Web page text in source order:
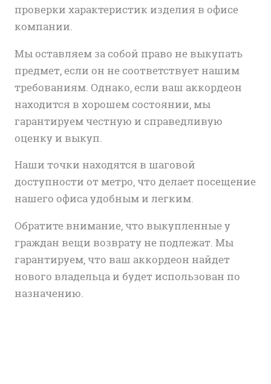
проверки характеристик изделия в офисе
компании.
Мы оставляем за собой право не выкупать
предмет, если он не соответствует нашим
требованиям. Однако, если ваш аккордеон
находится в хорошем состоянии, мы
гарантируем честную и справедливую
оценку и выкуп.
Наши точки находятся в шаговой
доступности от метро, что делает посещение
нашего офиса удобным и легким.
Обратите внимание, что выкупленные у
граждан вещи возврату не подлежат. Мы
гарантируем, что ваш аккордеон найдет
нового владельца и будет использован по
назначению.